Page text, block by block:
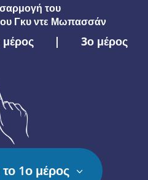
του
Γκυ ντε Μωπασσάν
| 3ο μέρος
1ο μέρος